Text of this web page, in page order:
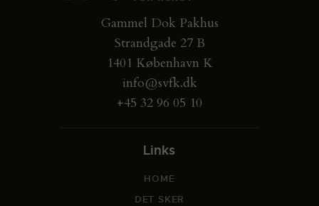
Gammel Dok Pakhus
Strandgade 27 B
1401 København K
info@svfk.dk
+45 32 96 05 10
Links
HOME
DET SKER